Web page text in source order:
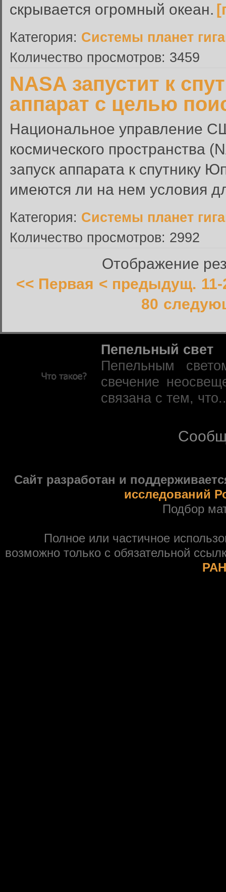
скрывается огромный океан.
Категория: Системы планет
Количество просмотров: 3459
NASA запустит к
аппарат с целью
Национальное управление
космического пространства
запуск аппарата к спутнику
имеются ли на нем условия
Категория: Системы планет
Количество просмотров: 2992
Отображение
<< Первая < предыдущ.
80
Пепельный свет
Пепельным
свечение
связана с тем,
Сайт разработан и
исследований
Подбор
Полное или частичное
возможно только с обязательной